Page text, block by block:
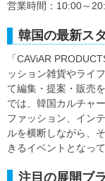
営業時間：10:00～
韓国の最新ス
「CAViAR
ッション雑貨やライ
て編集・提案・販売
では、韓国カルチャ
ファッション、イン
ルを横断しながら、
きるイベントとなって
注目の展開ブ